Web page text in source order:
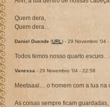
Quem dera,
Quem dera…
Daniel Duende (URL ) - 29 Novembro '04
Todos temos nosso quarto
Vanessa - 29 Novembro '04 - 22:58
Meetaaal… o homem com a lua na
As coisas sempre ficam